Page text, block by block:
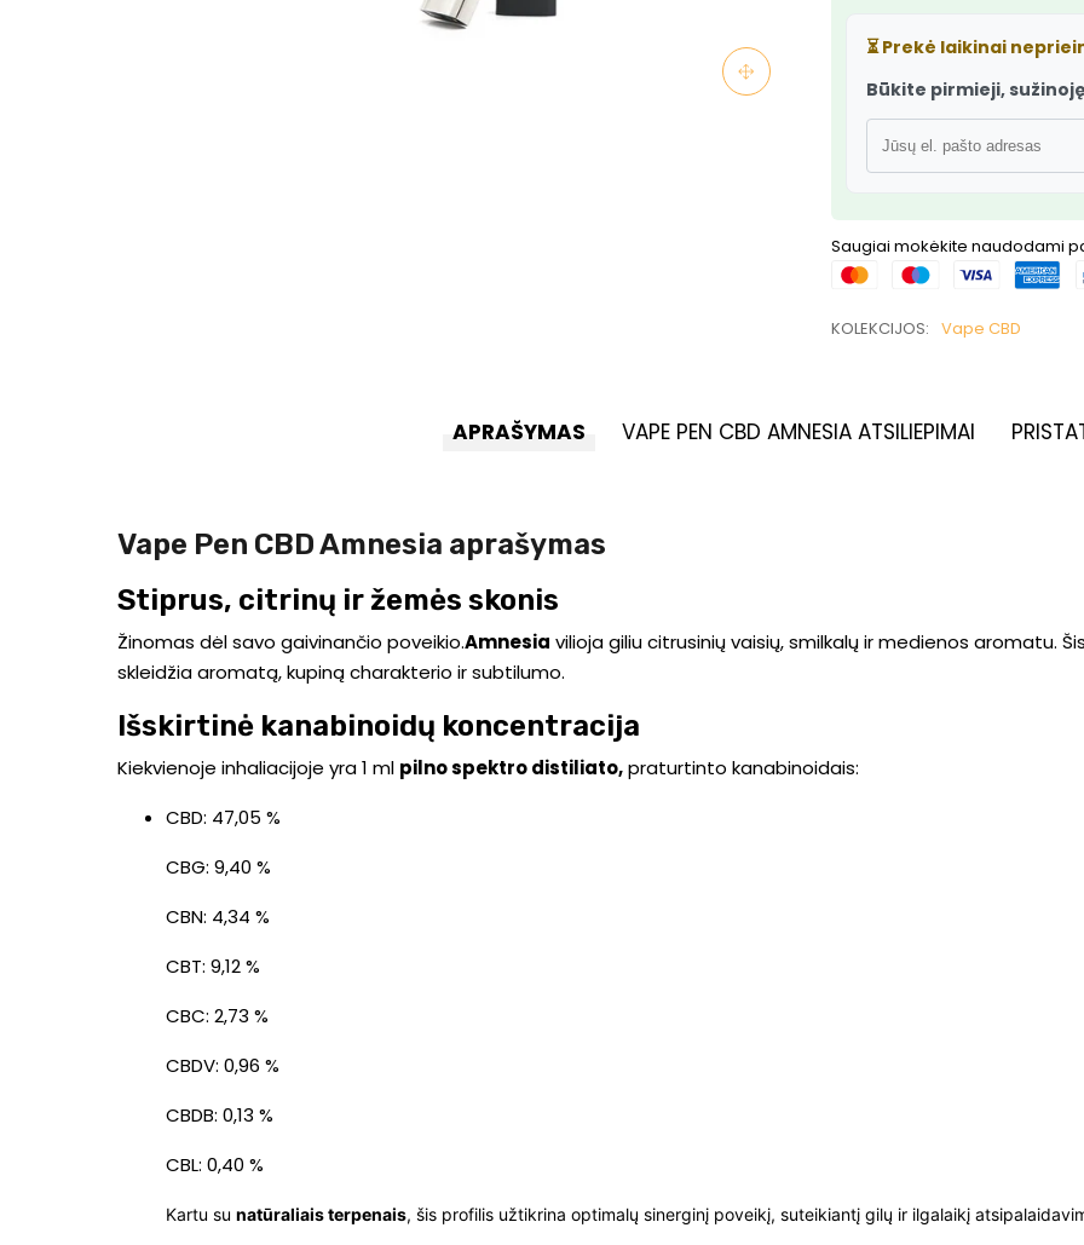
⏳Prekė laikinai
Būkite pirmieji,
Saugiai mokėkite naudodami
KOLEKCIJOS: Vape CBD
APRAŠYMAS VAPE PEN CBD AMNESIA ATSILIEPIMAI
Vape Pen CBD Amnesia aprašymas
Stiprus, citrinų ir žemės skonis
Žinomas dėl savo gaivinančio poveikio.Amnesia vilioja giliu citrusinių vaisių, smilkalų ir medienos aromatu.
skleidžia aromatą, kupiną charakterio ir subtilumo.
Išskirtinė kanabinoidų koncentracija
Kiekvienoje inhaliacijoje yra 1 ml pilno spektro distiliato,praturtinto kanabinoidais:
CBD: 47,05 %
CBG: 9,40 %
CBN: 4,34 %
CBT: 9,12 %
CBC: 2,73 %
CBDV: 0,96 %
CBDB: 0,13 %
CBL: 0,40 %
Kartu su natūraliais terpenais, šis profilis užtikrina optimalų sinerginį poveikį, suteikiantį gilų ir ilgalaikį